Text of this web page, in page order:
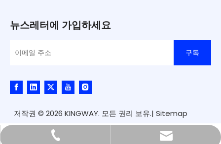
뉴스레터에 가입하세요
구독
저작권 © 2026 KINGWAY. 모든 권리 보유.| Sitemap